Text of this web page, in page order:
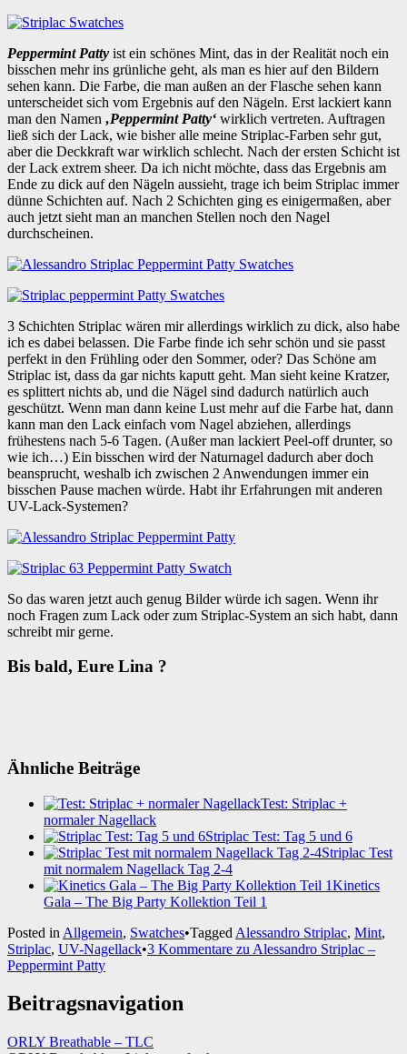
Peppermint Patty ist ein schönes Mint, das in der Realität noch ein
bisschen mehr ins grünliche geht, als man es hier auf den Bildern
sehen kann. Die Farbe, die man außen an der Flasche sehen kann
unterscheidet sich vom Ergebnis auf den Nägeln. Erst lackiert kann
man den Namen ‚Peppermint Patty‘ wirklich vertreten. Auftragen
ließ sich der Lack, wie bisher alle meine Striplac-Farben sehr gut,
aber die Deckkraft war wirklich schlecht. Nach der ersten Schicht ist
der Lack extrem sheer. Da ich nicht möchte, dass das Ergebnis am
Ende zu dick auf den Nägeln aussieht, trage ich beim Striplac immer
dünne Schichten auf. Nach 2 Schichten ging es einigermaßen, aber
auch jetzt sieht man an manchen Stellen noch den Nagel
durchscheinen.
3 Schichten Striplac wären mir allerdings wirklich zu dick, also habe
ich es dabei belassen. Die Farbe finde ich sehr schön und sie passt
perfekt in den Frühling oder den Sommer, oder? Das Schöne am
Striplac ist, dass da gar nichts kaputt geht. Man sieht keine Kratzer,
es splittert nichts ab, und die Nägel sind dadurch natürlich auch
geschützt. Wenn man dann keine Lust mehr auf die Farbe hat, dann
kann man den Lack einfach vom Nagel abziehen, allerdings
frühestens nach 5-6 Tagen. (Außer man lackiert Peel-off drunter, so
wie ich…) Ein bisschen wird der Naturnagel dadurch aber doch
beansprucht, weshalb ich zwischen 2 Anwendungen immer ein
bisschen Pause machen würde. Habt ihr Erfahrungen mit anderen
UV-Lack-Systemen?
So das waren jetzt auch genug Bilder würde ich sagen. Wenn ihr
noch Fragen zum Lack oder zum Striplac-System an sich habt, dann
schreibt mir gerne.
Bis bald, Eure Lina ?
Ähnliche Beiträge
Test: Striplac +
normaler Nagellack
Striplac Test: Tag 5 und 6
Striplac Test
mit normalem Nagellack Tag 2-4
Kinetics
Gala – The Big Party Kollektion Teil 1
Posted in Allgemein, Swatches•Tagged Alessandro Striplac, Mint,
Striplac, UV-Nagellack•3 Kommentare zu Alessandro Striplac –
Peppermint Patty
Beitragsnavigation
ORLY Breathable – TLC